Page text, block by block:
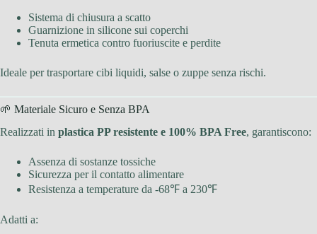
Sistema di chiusura a scatto
Guarnizione in silicone sui coperchi
Tenuta ermetica contro fuoriuscite e perdite
Ideale per trasportare cibi liquidi, salse o zuppe senza rischi.
🌱 Materiale Sicuro e Senza BPA
Realizzati in plastica PP resistente e 100% BPA Free, garantiscono:
Assenza di sostanze tossiche
Sicurezza per il contatto alimentare
Resistenza a temperature da -68℉ a 230℉
Adatti a: